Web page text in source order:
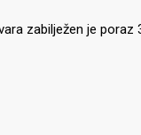
zabilježen je